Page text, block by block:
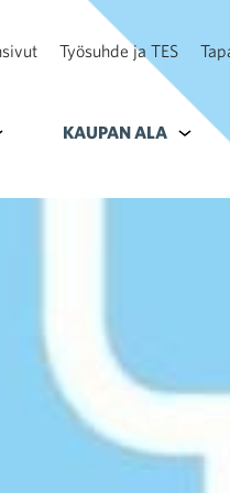
Työsuhde ja TES
kohteelle
KAUPAN ALA